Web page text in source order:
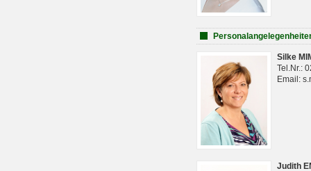
Silke
Tel.Nr.:
Email:
Judith